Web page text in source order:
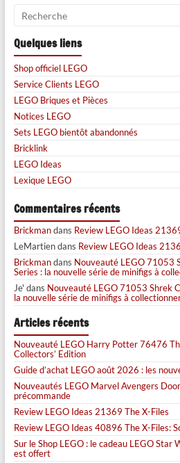
Quelques liens
Shop officiel LEGO
Service Clients LEGO
LEGO Briques et Pièces
Notices LEGO
Sets LEGO bientôt abandonnés
Bricklink
LEGO Ideas
Lexique LEGO
Commentaires récents
Brickmandans Review LEGO Ideas
LeMartiendans Review LEGO Ideas
Brickmandans Nouveauté LEGO 71053
Series : la nouvelle série de minifigs à
Je' dans Nouveauté LEGO 71053 Shrek
la nouvelle série de minifigs à
Articles récents
Nouveauté LEGO Harry Potter 76476
Collectors’ Edition
Guide d’achat LEGO août 2026 : les
Nouveautés LEGO Marvel Avengers
précommande
Review LEGO Ideas 21369 The X-Files
Review LEGO Ideas 40896 The X-Files:
Sur le Shop LEGO : le cadeau LEGO
est offert